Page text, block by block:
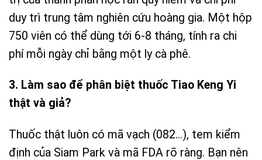
duy trì trung tâm nghiên cứu hoàng gia. Một hộp
750 viên có thể dùng tới 6-8 tháng, tính ra chi
phí mỗi ngày chỉ bằng một ly cà phê.
3. Làm sao để phân biệt thuốc Tiao Keng Yi
thật và giả?
Thuốc thật luôn có mã vạch (082…), tem kiểm
định của Siam Park và mã FDA rõ ràng. Bạn nên